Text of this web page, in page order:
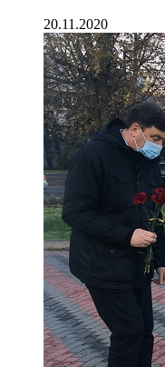
20.11.2020